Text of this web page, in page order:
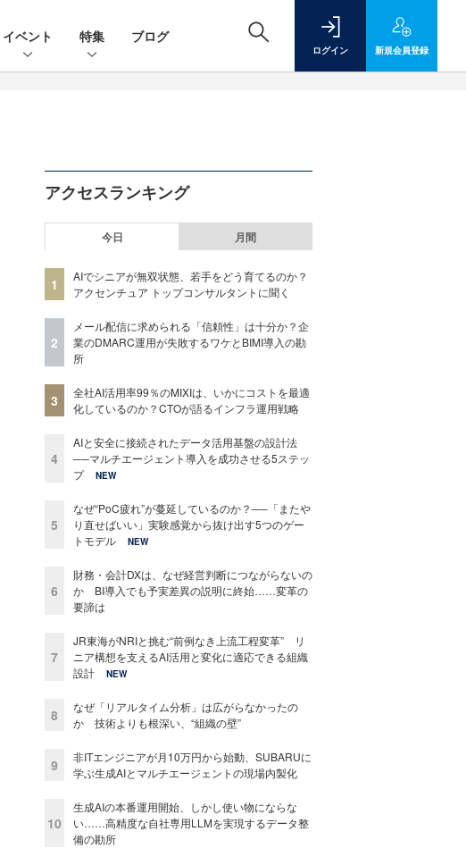
イベント 特集 ブログ
ログイン 新規会員登録
アクセスランキング
今日 月間
1
AIでシニアが無双状態、若手をどう育てるのか？
アクセンチュア トップコンサルタントに聞く
2
メール配信に求められる「信頼性」は十分か？企
業のDMARC運用が失敗するワケとBIMI導入の勘
所
3
全社AI活用率99％のMIXIは、いかにコストを最適
化しているのか？CTOが語るインフラ運用戦略
4
AIと安全に接続されたデータ活用基盤の設計法
──マルチエージェント導入を成功させる5ステッ
プ
NEW
5
なぜ“PoC疲れ”が蔓延しているのか？──「またや
り直せばいい」実験感覚から抜け出す5つのゲー
トモデル
NEW
6
財務・会計DXは、なぜ経営判断につながらないの
か BI導入でも予実差異の説明に終始……変革の
要諦は
7
JR東海がNRIと挑む“前例なき上流工程変革” リ
ニア構想を支えるAI活用と変化に適応できる組織
設計
NEW
8
なぜ「リアルタイム分析」は広がらなかったの
か 技術よりも根深い、“組織の壁”
9
非ITエンジニアが月10万円から始動、SUBARUに
学ぶ生成AIとマルチエージェントの現場内製化
10
生成AIの本番運用開始、しかし使い物にならな
い……高精度な自社専用LLMを実現するデータ整
備の勘所